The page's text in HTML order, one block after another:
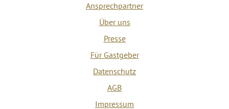
Ansprechpartner
Über uns
Presse
Für Gastgeber
Datenschutz
AGB
Impressum